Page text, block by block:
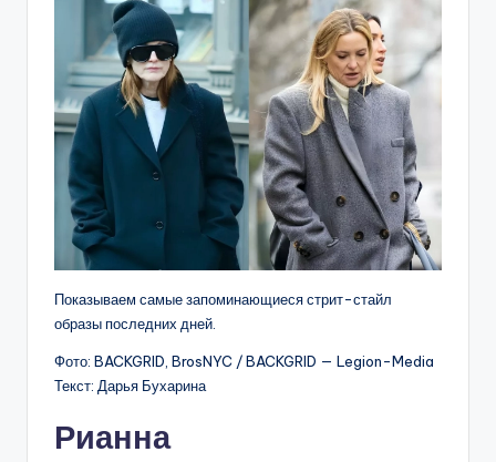
Показываем самые запоминающиеся стрит-стайл
образы последних дней.
Фото: BACKGRID, BrosNYC / BACKGRID — Legion-Media
Текст: Дарья Бухарина
Рианна